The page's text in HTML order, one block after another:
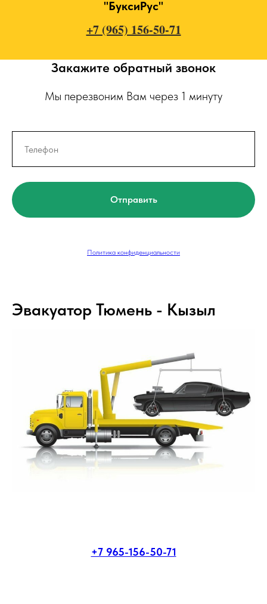
"БуксиРус"
+7 (965) 156-50-71
Закажите обратный звонок
Мы перезвоним Вам через 1 минуту
Отправить
Политика конфиденциальности
Эвакуатор Тюмень - Кызыл
+7 965-156-50-71